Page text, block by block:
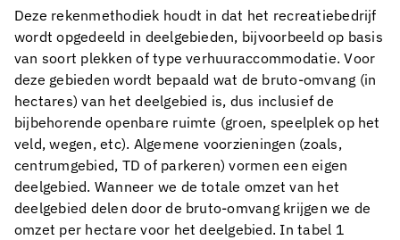
Deze rekenmethodiek houdt in dat het recreatiebedrijf
wordt opgedeeld in deelgebieden, bijvoorbeeld op basis
van soort plekken of type verhuuraccommodatie. Voor
deze gebieden wordt bepaald wat de bruto-omvang (in
hectares) van het deelgebied is, dus inclusief de
bijbehorende openbare ruimte (groen, speelplek op het
veld, wegen, etc). Algemene voorzieningen (zoals,
centrumgebied, TD of parkeren) vormen een eigen
deelgebied. Wanneer we de totale omzet van het
deelgebied delen door de bruto-omvang krijgen we de
omzet per hectare voor het deelgebied. In tabel 1